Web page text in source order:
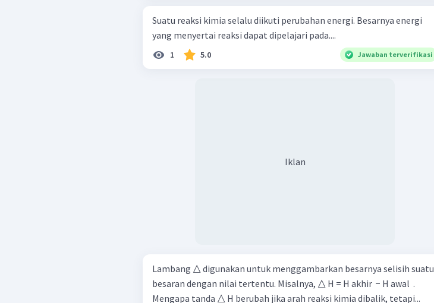
Suatu reaksi kimia selalu diikuti perubahan energi. Besarnya energi
yang menyertai reaksi dapat dipelajari pada....
1 5.0 Jawaban terverifikasi
Iklan
Lambang △ digunakan untuk menggambarkan besarnya selisih suatu
besaran dengan nilai tertentu. Misalnya, △ H = H akhir ​ − H awal ​ .
Mengapa tanda △ H berubah jika arah reaksi kimia dibalik, tetapi...